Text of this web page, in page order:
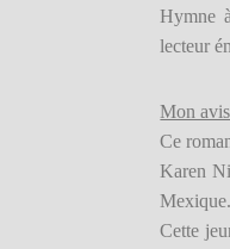
Hymne
lecteur
Mon
Ce
Karen
Mexique.
Cette